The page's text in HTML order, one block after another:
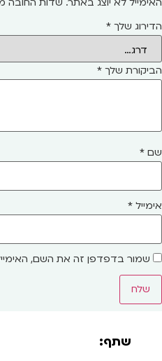
הדירוג שלך *
הביקורת שלך *
שם *
אימייל *
שמור בדפדפן זה את השם,
שתף: